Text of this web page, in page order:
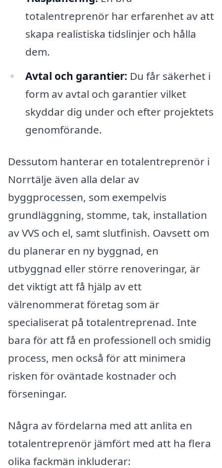
totalentreprenör har erfarenhet av att
skapa realistiska tidslinjer och hålla
dem.
Avtal och garantier: Du får säkerhet i
form av avtal och garantier vilket
skyddar dig under och efter projektets
genomförande.
Dessutom hanterar en totalentreprenör i
Norrtälje även alla delar av
byggprocessen, som exempelvis
grundläggning, stomme, tak, installation
av VVS och el, samt slutfinish. Oavsett om
du planerar en ny byggnad, en
utbyggnad eller större renoveringar, är
det viktigt att få hjälp av ett
välrenommerat företag som är
specialiserat på totalentreprenad. Inte
bara för att få en professionell och smidig
process, men också för att minimera
risken för oväntade kostnader och
förseningar.
Några av fördelarna med att anlita en
totalentreprenör jämfört med att ha flera
olika fackmän inkluderar: